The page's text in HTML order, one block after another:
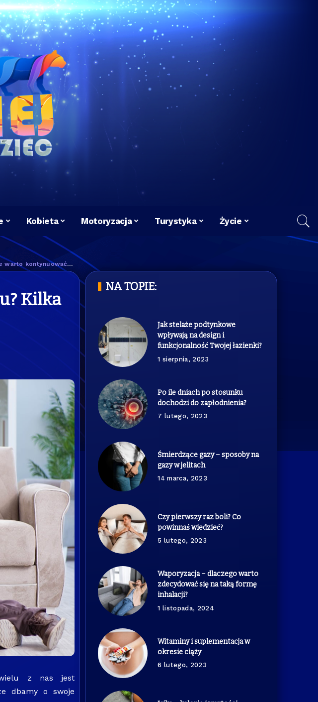
Kobieta Motoryzacja Turystyka Życie
związku? Kilka jednoznacznych symptomów
Kilka
z nas jest
dbamy o swoje
NA TOPIE:
Jak stelaże podtynkowe
wpływają na design i
funkcjonalność Twojej łazienki?
1 sierpnia, 2023
Po ile dniach po stosunku
dochodzi do zapłodnienia?
7 lutego, 2023
Śmierdzące gazy – sposoby na
gazy w jelitach
14 marca, 2023
Czy pierwszy raz boli? Co
powinnaś wiedzieć?
5 lutego, 2023
Waporyzacja – dlaczego warto
zdecydować się na taką formę
inhalacji?
1 listopada, 2024
Witaminy i suplementacja w
okresie ciąży
6 lutego, 2023